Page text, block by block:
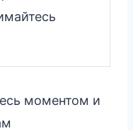
моментом и